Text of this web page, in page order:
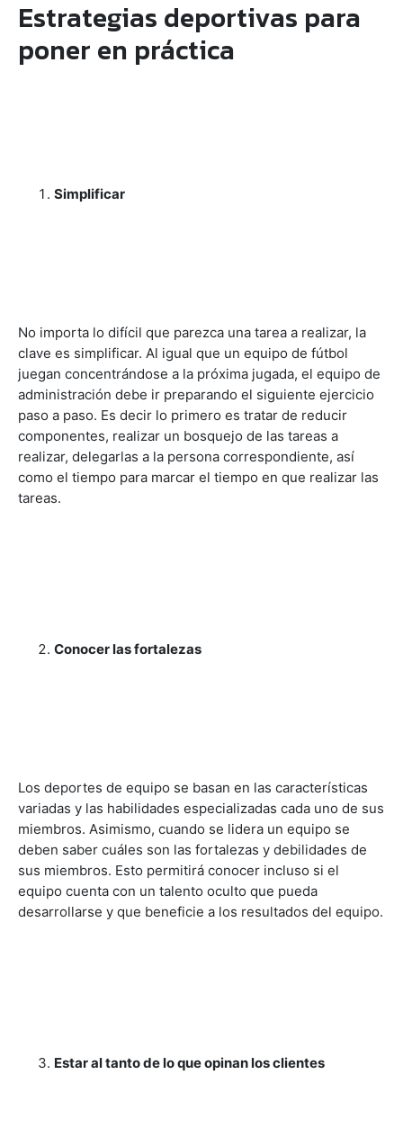
poner en práctica
clave es simplificar. Al igual que un equipo de fútbol
juegan concentrándose a la próxima jugada, el equipo de
administración debe ir preparando el siguiente ejercicio
paso a paso. Es decir lo primero es tratar de reducir
componentes, realizar un bosquejo de las tareas a
realizar, delegarlas a la persona correspondiente, así
como el tiempo para marcar el tiempo en que realizar las
tareas.
variadas y las habilidades especializadas cada uno de sus
miembros. Asimismo, cuando se lidera un equipo se
deben saber cuáles son las fortalezas y debilidades de
sus miembros. Esto permitirá conocer incluso si el
equipo cuenta con un talento oculto que pueda
desarrollarse y que beneficie a los resultados del equipo.